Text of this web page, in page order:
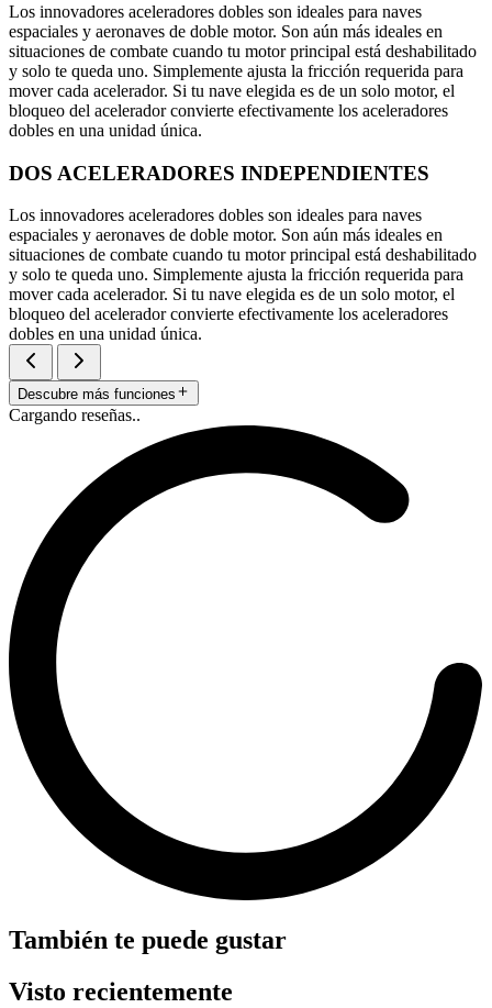
Los innovadores aceleradores dobles son ideales para naves
espaciales y aeronaves de doble motor. Son aún más ideales en
situaciones de combate cuando tu motor principal está deshabilitado
y solo te queda uno. Simplemente ajusta la fricción requerida para
mover cada acelerador. Si tu nave elegida es de un solo motor, el
bloqueo del acelerador convierte efectivamente los aceleradores
dobles en una unidad única.
DOS ACELERADORES INDEPENDIENTES
Los innovadores aceleradores dobles son ideales para naves
espaciales y aeronaves de doble motor. Son aún más ideales en
situaciones de combate cuando tu motor principal está deshabilitado
y solo te queda uno. Simplemente ajusta la fricción requerida para
mover cada acelerador. Si tu nave elegida es de un solo motor, el
bloqueo del acelerador convierte efectivamente los aceleradores
dobles en una unidad única.
Descubre más funciones
Cargando reseñas..
También te puede gustar
Visto recientemente